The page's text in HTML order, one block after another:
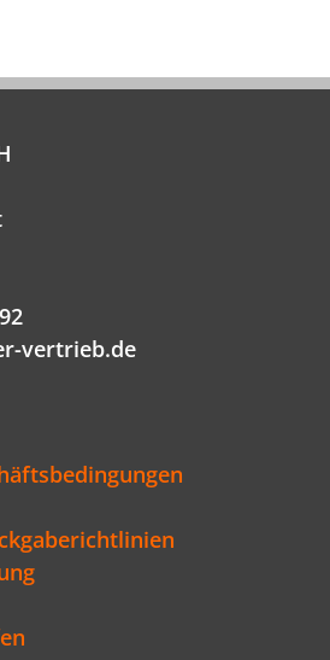
vertrieb.de